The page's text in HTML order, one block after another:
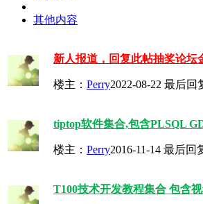
其他内容
新人报道，回复此帖抽奖论坛
楼主： Perry2022-08-22 最后回
tiptop软件集合,包含PLSQL
楼主： Perry2016-11-14 最后回
T100技术开发教程集合 包含